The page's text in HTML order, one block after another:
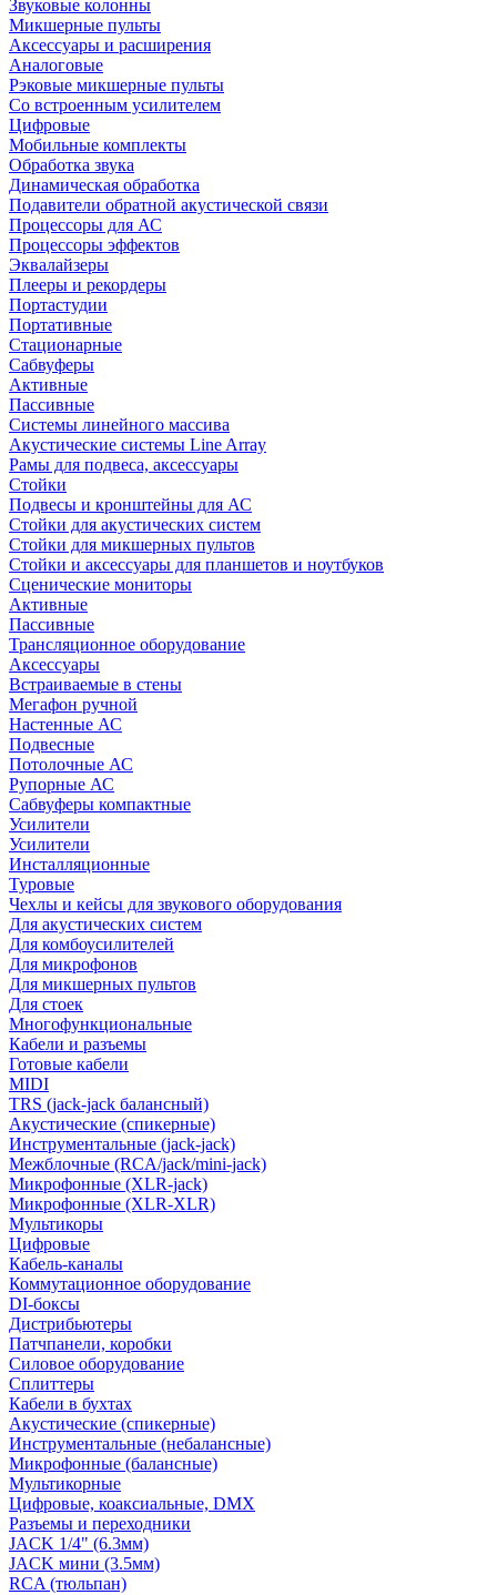
Звуковые колонны
Микшерные пульты
Аксессуары и расширения
Аналоговые
Рэковые микшерные пульты
Со встроенным усилителем
Цифровые
Мобильные комплекты
Обработка звука
Динамическая обработка
Подавители обратной акустической связи
Процессоры для АС
Процессоры эффектов
Эквалайзеры
Плееры и рекордеры
Портастудии
Портативные
Стационарные
Сабвуферы
Активные
Пассивные
Системы линейного массива
Акустические системы Line Array
Рамы для подвеса, аксессуары
Стойки
Подвесы и кронштейны для АС
Стойки для акустических систем
Стойки для микшерных пультов
Стойки и аксессуары для планшетов и ноутбуков
Сценические мониторы
Активные
Пассивные
Трансляционное оборудование
Аксессуары
Встраиваемые в стены
Мегафон ручной
Настенные АС
Подвесные
Потолочные АС
Рупорные АС
Сабвуферы компактные
Усилители
Усилители
Инсталляционные
Туровые
Чехлы и кейсы для звукового оборудования
Для акустических систем
Для комбоусилителей
Для микрофонов
Для микшерных пультов
Для стоек
Многофункциональные
Кабели и разъемы
Готовые кабели
MIDI
TRS (jack-jack балансный)
Акустические (спикерные)
Инструментальные (jack-jack)
Межблочные (RCA/jack/mini-jack)
Микрофонные (XLR-jack)
Микрофонные (XLR-XLR)
Мультикоры
Цифровые
Кабель-каналы
Коммутационное оборудование
DI-боксы
Дистрибьютеры
Патчпанели, коробки
Силовое оборудование
Сплиттеры
Кабели в бухтах
Акустические (спикерные)
Инструментальные (небалансные)
Микрофонные (балансные)
Мультикорные
Цифровые, коаксиальные, DMX
Разъемы и переходники
JACK 1/4" (6.3мм)
JACK мини (3.5мм)
RCA (тюльпан)